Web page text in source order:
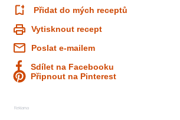
Přidat do mých receptů
Vytisknout recept
Poslat e-mailem
Sdílet na Facebooku
Připnout na Pinterest
Reklama